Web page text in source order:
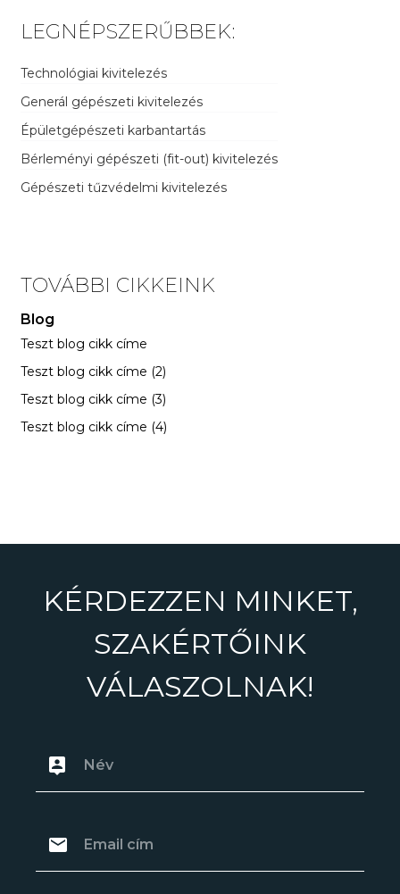
LEGNÉPSZERŰBBEK:
Technológiai kivitelezés
Generál gépészeti kivitelezés
Épületgépészeti karbantartás
Bérleményi gépészeti (fit-out) kivitelezés
Gépészeti tűzvédelmi kivitelezés
TOVÁBBI CIKKEINK
Blog
Teszt blog cikk címe
Teszt blog cikk címe (2)
Teszt blog cikk címe (3)
Teszt blog cikk címe (4)
KÉRDEZZEN MINKET,
SZAKÉRTŐINK
VÁLASZOLNAK!